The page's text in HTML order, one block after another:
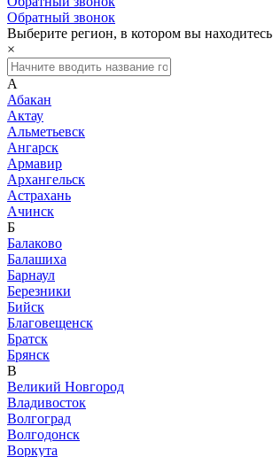
Обратный звонок
Выберите регион, в котором вы находитесь
×
А
Абакан
Актау
Альметьевск
Ангарск
Армавир
Архангельск
Астрахань
Ачинск
Б
Балаково
Балашиха
Барнаул
Березники
Бийск
Благовещенск
Братск
Брянск
В
Великий Новгород
Владивосток
Волгоград
Волгодонск
Воркута